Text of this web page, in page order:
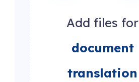
Add files for
document
translation